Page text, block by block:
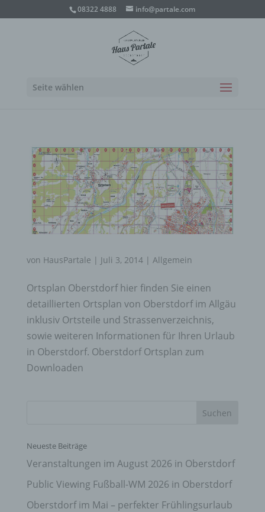
08322 4888 info@partale.com
Seite wählen
von HausPartale | Juli 3, 2014| Allgemein
Ortsplan Oberstdorf hier finden Sie einen
detaillierten Ortsplan von Oberstdorf im Allgäu
inklusiv Ortsteile und Strassenverzeichnis,
sowie weiteren Informationen für Ihren Urlaub
in Oberstdorf. Oberstdorf Ortsplan zum
Downloaden
Neueste Beiträge
Veranstaltungen im August 2026 in Oberstdorf
Public Viewing Fußball-WM 2026 in Oberstdorf
Oberstdorf im Mai – perfekter Frühlingsurlaub